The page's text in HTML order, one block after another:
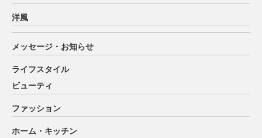
洋風
メッセージ・お知らせ
ライフスタイル
ビューティ
ファッション
ホーム・キッチン